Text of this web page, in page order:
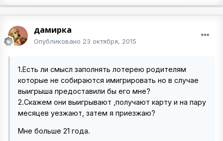
дамирка
Опубликовано 23 октября, 2015
1.Есть ли смысл заполнять лотерею родителям
которые не собираются имигрировать но в случае
выигрыша предоставили бы его мне?
2.Скажем они выигрывают ,получают карту и на пару
месяцев уезжают, затем я приезжаю?
Мне больше 21 года.